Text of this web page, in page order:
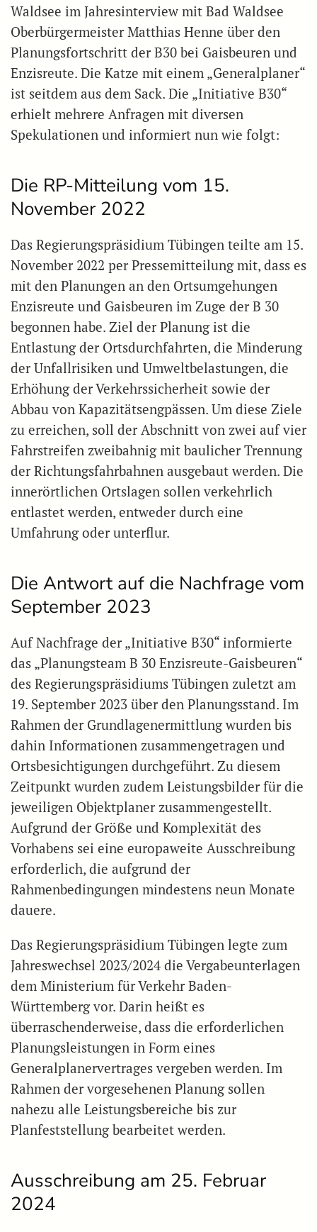
Waldsee im Jahresinterview mit Bad Waldsee
Oberbürgermeister Matthias Henne über den
Planungsfortschritt der B30 bei Gaisbeuren und
Enzisreute. Die Katze mit einem „Generalplaner“
ist seitdem aus dem Sack. Die „Initiative B30“
erhielt mehrere Anfragen mit diversen
Spekulationen und informiert nun wie folgt:
Die RP-Mitteilung vom 15.
November 2022
Das Regierungspräsidium Tübingen teilte am 15.
November 2022 per Pressemitteilung mit, dass es
mit den Planungen an den Ortsumgehungen
Enzisreute und Gaisbeuren im Zuge der B 30
begonnen habe. Ziel der Planung ist die
Entlastung der Ortsdurchfahrten, die Minderung
der Unfallrisiken und Umweltbelastungen, die
Erhöhung der Verkehrssicherheit sowie der
Abbau von Kapazitätsengpässen. Um diese Ziele
zu erreichen, soll der Abschnitt von zwei auf vier
Fahrstreifen zweibahnig mit baulicher Trennung
der Richtungsfahrbahnen ausgebaut werden. Die
innerörtlichen Ortslagen sollen verkehrlich
entlastet werden, entweder durch eine
Umfahrung oder unterflur.
Die Antwort auf die Nachfrage vom
September 2023
Auf Nachfrage der „Initiative B30“ informierte
das „Planungsteam B 30 Enzisreute-Gaisbeuren“
des Regierungspräsidiums Tübingen zuletzt am
19. September 2023 über den Planungsstand. Im
Rahmen der Grundlagenermittlung wurden bis
dahin Informationen zusammengetragen und
Ortsbesichtigungen durchgeführt. Zu diesem
Zeitpunkt wurden zudem Leistungsbilder für die
jeweiligen Objektplaner zusammengestellt.
Aufgrund der Größe und Komplexität des
Vorhabens sei eine europaweite Ausschreibung
erforderlich, die aufgrund der
Rahmenbedingungen mindestens neun Monate
dauere.
Das Regierungspräsidium Tübingen legte zum
Jahreswechsel 2023/2024 die Vergabeunterlagen
dem Ministerium für Verkehr Baden-
Württemberg vor. Darin heißt es
überraschenderweise, dass die erforderlichen
Planungsleistungen in Form eines
Generalplanervertrages vergeben werden. Im
Rahmen der vorgesehenen Planung sollen
nahezu alle Leistungsbereiche bis zur
Planfeststellung bearbeitet werden.
Ausschreibung am 25. Februar
2024